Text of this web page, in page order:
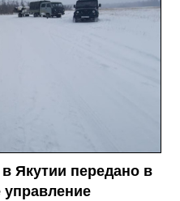
Якутии передано в
управление